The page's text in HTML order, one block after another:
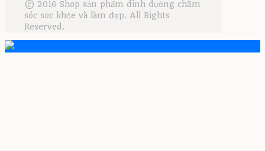
© 2016 Shop sản phẩm dinh dưỡng chăm
sóc sức khỏe và làm đẹp. All Rights
Reserved.